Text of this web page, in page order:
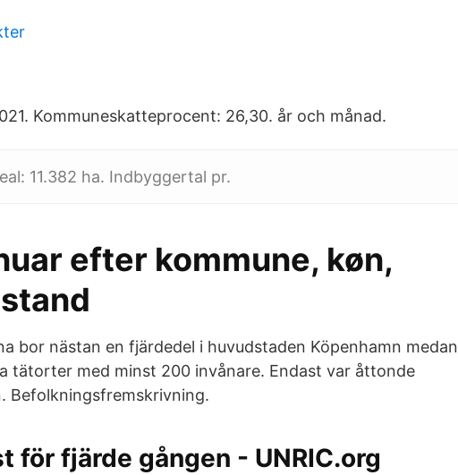
Kommuneskatteprocent: 26,30. år och månad.
11.382 ha. Indbyggertal pr.
efter kommune, køn,
bor nästan en fjärdedel i huvudstaden Köpenhamn medan
tätorter med minst 200 invånare. Endast var åttonde
Befolknings­fremskriv­ning.
för fjärde gången - UNRIC.org